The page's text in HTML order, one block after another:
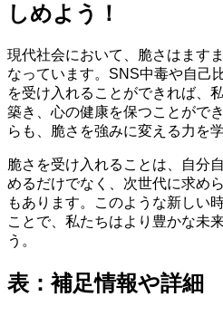
しめよう！
現代社会において、脆さはます
なっています。SNS中毒や自己
を受け入れることができれば、
築き、心の健康を保つことがで
らも、脆さを強みに変える力を
脆さを受け入れることは、自分
めるだけでなく、次世代に求め
もあります。このような新しい
ことで、私たちはより豊かな未
う。
表：補足情報や詳細